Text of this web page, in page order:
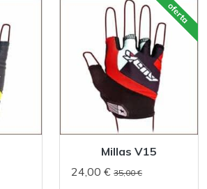
Millas V15
24,00 € 35,00 €
oferta